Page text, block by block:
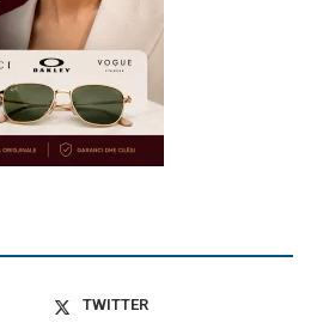
TWITTER